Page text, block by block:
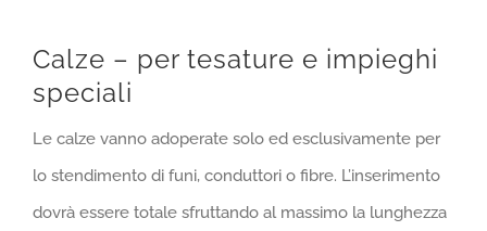
Calze – per tesature e impieghi
speciali
Le calze vanno adoperate solo ed esclusivamente per
lo stendimento di funi, conduttori o fibre. L’inserimento
dovrà essere totale sfruttando al massimo la lunghezza